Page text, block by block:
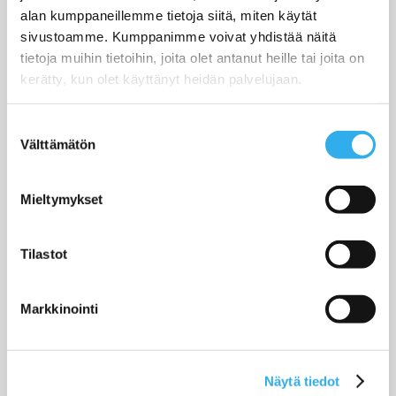
alan kumppaneillemme tietoja siitä, miten käytät
sivustoamme. Kumppanimme voivat yhdistää näitä
tietoja muihin tietoihin, joita olet antanut heille tai joita on
kerätty, kun olet käyttänyt heidän palvelujaan.
valinta
Välttämätön
Mieltymykset
Tilastot
Markkinointi
Näytä tiedot
Automaattinen käyttöönottoviestintä
Pilvi™ Startup
79€/kk